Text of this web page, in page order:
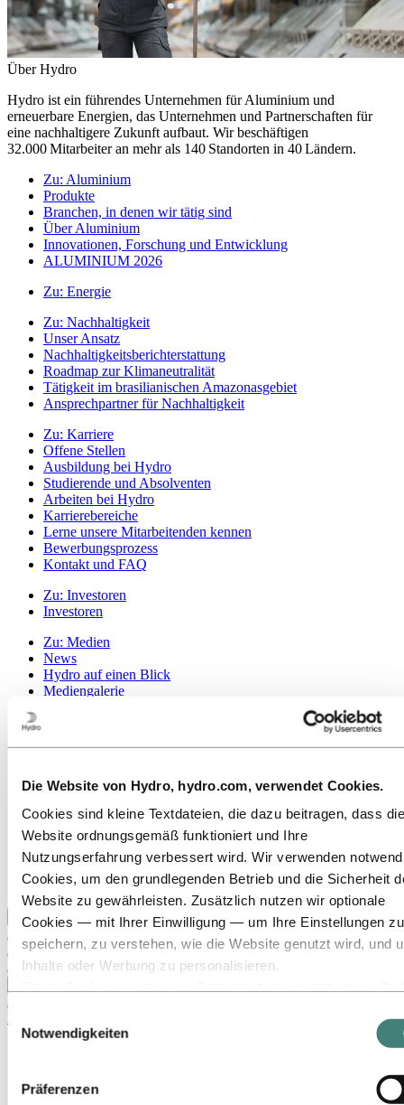
Die Website von Hydro, hydro.com, verwendet Cookies.
Cookies sind kleine Textdateien, die dazu beitragen, dass die
Website ordnungsgemäß funktioniert und Ihre
Nutzungserfahrung verbessert wird. Wir verwenden
Cookies, um den grundlegenden Betrieb und die Sicherheit
Website zu gewährleisten. Zusätzlich nutzen wir optionale
Cookies — mit Ihrer Einwilligung — um Ihre Einstellungen zu
speichern, zu verstehen, wie die Website genutzt wird, und
Inhalte oder Werbung zu personalisieren.
Diese Drittanbieter können die Informationen, die sie über
kombinieren, die Sie ihnen bereitgestellt haben oder die sie
Ihre Nutzung ihrer Dienste gesammelt haben. Der
Einwilligungsauswahl
Notwendigkeiten
Präferenzen
Über Hydro
Hydro ist ein führendes Unternehmen für Aluminium und
erneuerbare Energien, das Unternehmen und Partnerschaften für
eine nachhaltigere Zukunft aufbaut. Wir beschäftigen
32.000 Mitarbeiter an mehr als 140 Standorten in 40 Ländern.
Zu: Aluminium
Produkte
Branchen, in denen wir tätig sind
Über Aluminium
Innovationen, Forschung und Entwicklung
ALUMINIUM 2026
Zu: Energie
Zu: Nachhaltigkeit
Unser Ansatz
Nachhaltigkeitsberichterstattung
Roadmap zur Klimaneutralität
Tätigkeit im brasilianischen Amazonasgebiet
Ansprechpartner für Nachhaltigkeit
Zu: Karriere
Offene Stellen
Ausbildung bei Hydro
Studierende und Absolventen
Arbeiten bei Hydro
Karrierebereiche
Lerne unsere Mitarbeitenden kennen
Bewerbungsprozess
Kontakt und FAQ
Zu: Investoren
Investoren
Zu: Medien
News
Hydro auf einen Blick
Mediengalerie
Unsere Strategie
Standorte in Deutschland
Standorte in der Schweiz
Publications
Beschaffung
Berichte von Hydro
Zurück zum Hauptmenü
Medien
Mediengalerie